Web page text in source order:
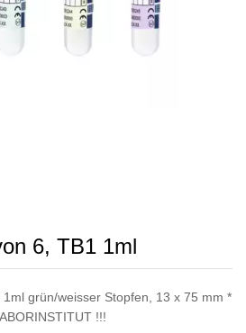
6, TB1 1ml
grün/weisser Stopfen, 13 x 75 mm *
!!!